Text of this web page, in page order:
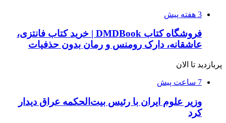
3 هفته پیش
فروشگاه کتاب DMDBook | خرید کتاب فانتزی،
عاشقانه، دارک رومنس و رمان بدون حذفیات
پربازدید تا الان
7 ساعت پیش
وزیر علوم ایران با رئیس بیت‌الحکمه عراق دیدار
کرد